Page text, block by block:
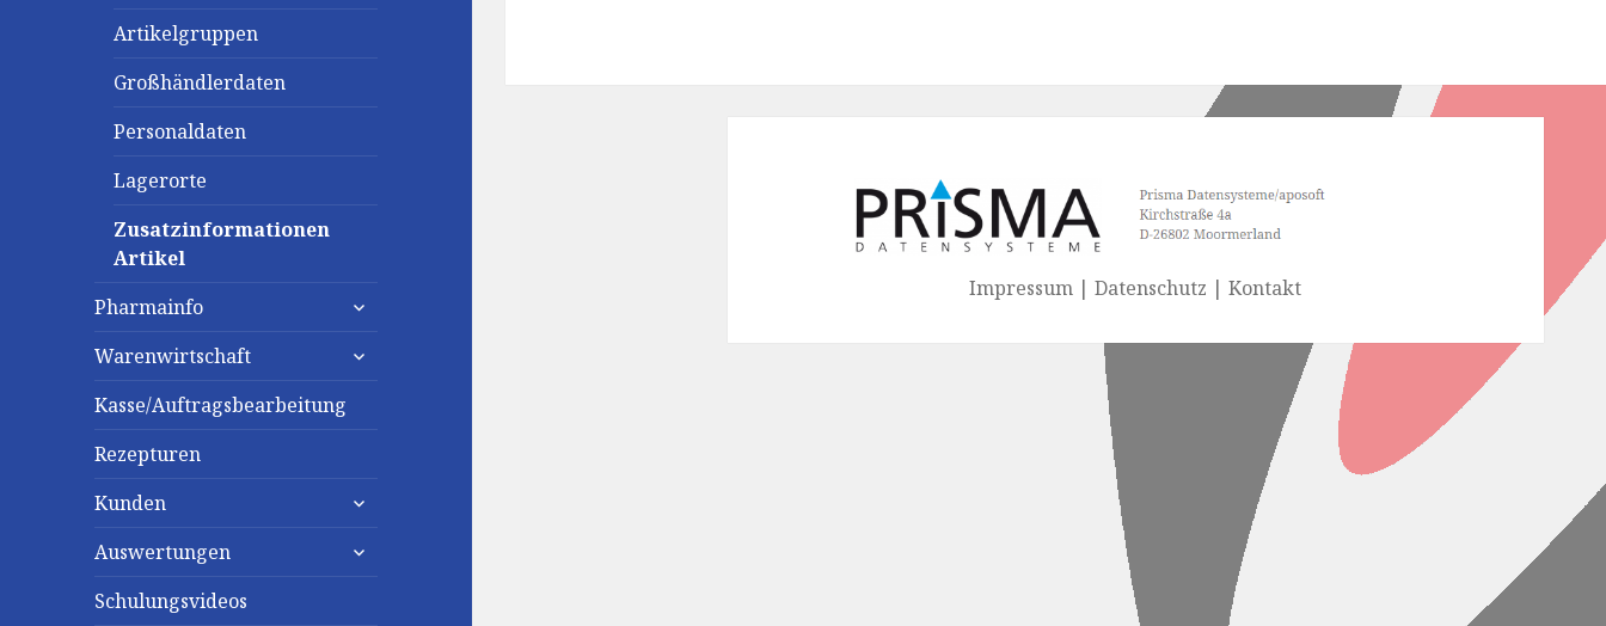
Artikelgruppen
Großhändlerdaten
Personaldaten
Lagerorte
Zusatzinformationen
Artikel
Pharmainfo
Warenwirtschaft
Kasse/Auftragsbearbeitung
Rezepturen
Kunden
Auswertungen
Schulungsvideos
Impressum | Datenschutz | Kontakt